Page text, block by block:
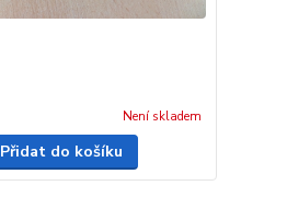
Není skladem
Přidat do košíku